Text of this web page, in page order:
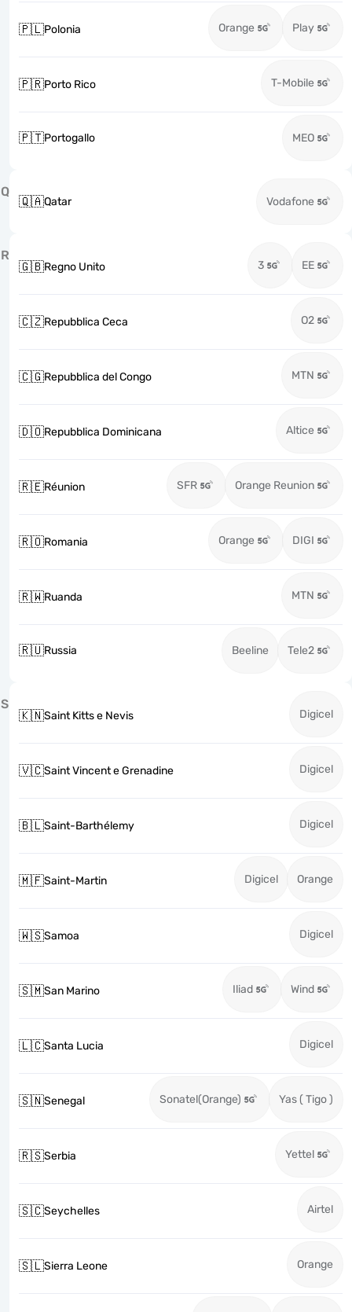
🇵🇱Polonia Orange Play
🇵🇷Porto Rico T-Mobile
🇵🇹Portogallo MEO
Q
🇶🇦Qatar Vodafone
R
🇬🇧Regno Unito 3 EE
🇨🇿Repubblica Ceca O2
🇨🇬Repubblica del Congo MTN
🇩🇴Repubblica Dominicana Altice
🇷🇪Réunion SFR Orange Reunion
🇷🇴Romania Orange DIGI
🇷🇼Ruanda MTN
🇷🇺Russia Beeline Tele2
S
🇰🇳Saint Kitts e Nevis Digicel
🇻🇨Saint Vincent e Grenadine Digicel
🇧🇱Saint-Barthélemy Digicel
🇲🇫Saint-Martin Digicel Orange
🇼🇸Samoa Digicel
🇸🇲San Marino Iliad Wind
🇱🇨Santa Lucia Digicel
🇸🇳Senegal Sonatel(Orange) Yas ( Tigo )
🇷🇸Serbia Yettel
🇸🇨Seychelles Airtel
🇸🇱Sierra Leone Orange